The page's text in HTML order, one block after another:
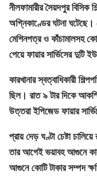
নীলফামারীর সৈয়দপুর বিসিক
অগ্নিকাণ্ডের ঘটনা ঘটেছে।
মেশিনপত্র ও কাঁচামালসহ
পেয়ে ফায়ার সার্ভিসের দুটি
কারখানার স্বত্বাধিকারী
ছিল। রাত ৯ টার দিকে
উত্তরা ইপিজেড ফায়ার
প্রায় দেড় ঘণ্টা চেষ্টা
তার আগেই ভয়াবহ আগুনে
আগুনে কোটি টাকার সম্পদ